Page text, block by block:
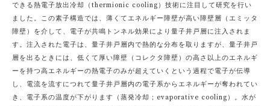
できる熱電子放出冷却（thermionic cooling）技術に注目して研究を行い
ました。この素子構造では、薄くてエネルギー障壁が高い障壁層（エミッタ
障壁）を介して、電子が共鳴トンネル効果により量子井戸層に注入されま
す。注入された電子は、量子井戸層内で熱的な分布を取りますが、量子井戸
層を出るときには、低くて厚い障壁（コレクタ障壁）の高さ以上のエネルギ
ーを持つ高エネルギーの熱電子のみが超えていくという過程で電子が伝導
し、電流を流すにつれて量子井戸層内の電子系からエネルギーが奪われてい
き、電子系の温度が下がります（蒸発冷却；evaporative cooling）。水が